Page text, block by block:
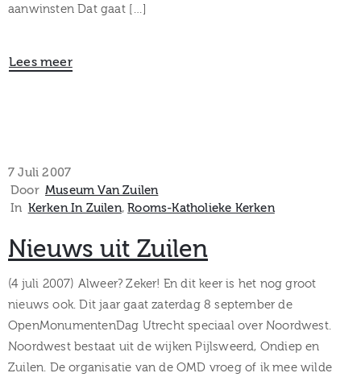
aanwinsten Dat gaat […]
Lees meer
7 Juli 2007
Door Museum Van Zuilen
In Kerken In Zuilen‚Rooms-Katholieke Kerken
Nieuws uit Zuilen
(4 juli 2007) Alweer? Zeker! En dit keer is het nog groot
nieuws ook. Dit jaar gaat zaterdag 8 september de
OpenMonumentenDag Utrecht speciaal over Noordwest.
Noordwest bestaat uit de wijken Pijlsweerd, Ondiep en
Zuilen. De organisatie van de OMD vroeg of ik mee wilde